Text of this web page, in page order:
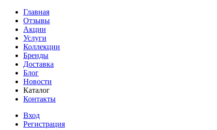
Главная
Отзывы
Акции
Услуги
Коллекции
Бренды
Доставка
Блог
Новости
Каталог
Контакты
Вход
Регистрация